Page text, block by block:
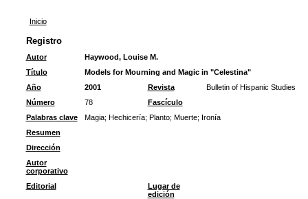
Inicio
Registro
Autor
Haywood, Louise M.
Título
Models for Mourning and Magic in "Celestina"
Año
2001 Revista
Bulletin of Hispanic Studies
Número
78
Fascículo
Palabras clave
Magia; Hechicería; Planto; Muerte; Ironía
Resumen
Dirección
Autor
corporativo
Editorial
Lugar de
edición